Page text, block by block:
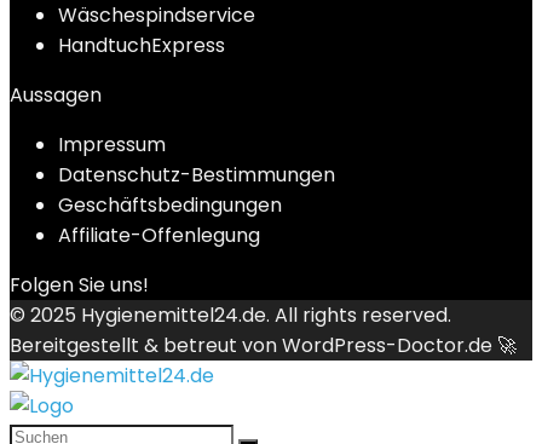
Wäschespindservice
HandtuchExpress
Aussagen
Impressum
Datenschutz-Bestimmungen
Geschäftsbedingungen
Affiliate-Offenlegung
Folgen Sie uns!
© 2025 Hygienemittel24.de. All rights reserved.
Bereitgestellt & betreut vonWordPress-Doctor.de 🚀